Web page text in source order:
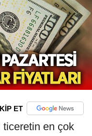
ET
en çok